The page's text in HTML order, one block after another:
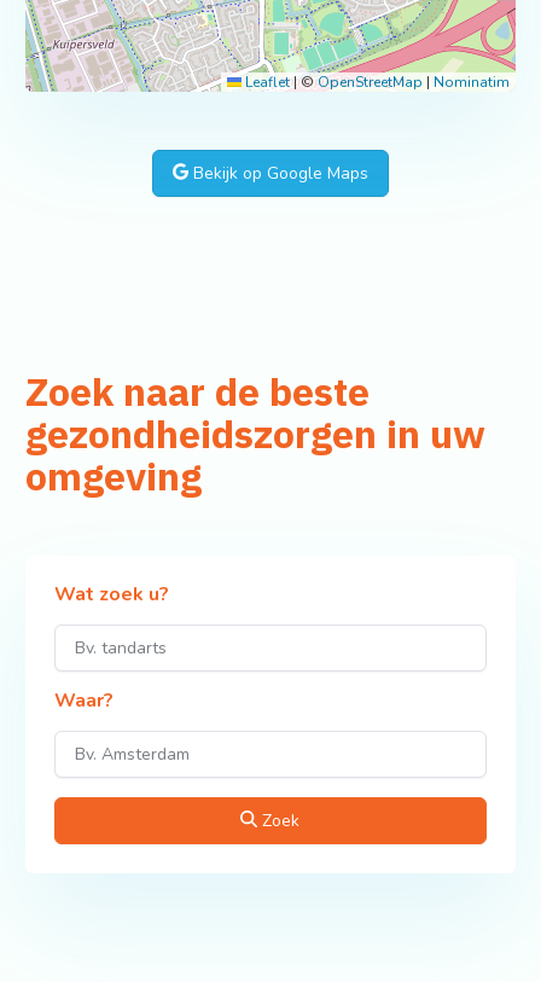
Leaflet |©OpenStreetMap | Nominatim
Bekijk op Google Maps
Zoek naar de beste
gezondheidszorgen in uw
omgeving
Wat zoek u?
Waar?
Zoek